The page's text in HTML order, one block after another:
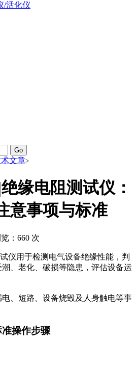
/活化仪
Go
文章>
缘电阻测试仪：
意事项与标准​
：660 次
仪用于检测电气设备绝缘性能，判
、老化、破损等隐患，评估设备运
、短路、设备烧毁及人身触电等事
操作步骤